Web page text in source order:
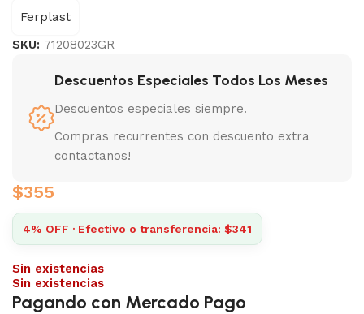
Ferplast
SKU: 71208023GR
Descuentos Especiales Todos Los Meses
Descuentos especiales siempre.
Compras recurrentes con descuento extra
contactanos!
$355
4% OFF · Efectivo o transferencia: $341
Sin existencias
Sin existencias
Pagando con Mercado Pago